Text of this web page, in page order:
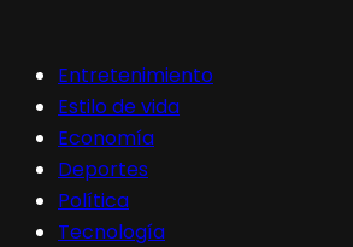
Entretenimiento
Estilo de vida
Economía
Deportes
Política
Tecnología